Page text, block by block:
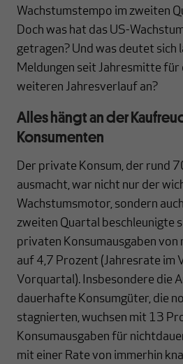
Wachstumstempo im zweiten
Doch was hat das US-
getragen? Und was deutet sich
Meldungen seit Jahresmitte
weiteren Jahresverlauf an?
Alles hängt an der
Konsumenten
Der private Konsum, der rund
ausmacht, war nicht nur der
Wachstumsmotor, sondern
zweiten Quartal beschleunigte
privaten Konsumausgaben von
auf 4,7 Prozent (Jahresrate im
Vorquartal). Insbesondere die
dauerhafte Konsumgüter, die
stagnierten, wuchsen mit 13
Konsumausgaben für
mit einer Rate von immerhin